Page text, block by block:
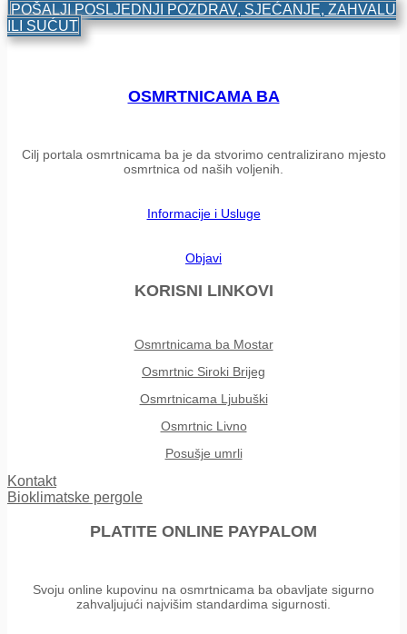
POŠALJI POSLJEDNJI POZDRAV, SJEĆANJE, ZAHVALU
ILI SUĆUT
OSMRTNICAMA BA
Cilj portala osmrtnicama ba je da stvorimo centralizirano mjesto
osmrtnica od naših voljenih.
Informacije i Usluge
Objavi
KORISNI LINKOVI
Osmrtnicama ba Mostar
Osmrtnic Siroki Brijeg
Osmrtnicama Ljubuški
Osmrtnic Livno
Posušje umrli
Kontakt
Bioklimatske pergole
PLATITE ONLINE PAYPALOM
Svoju online kupovinu na osmrtnicama ba obavljate sigurno
zahvaljujući najvišim standardima sigurnosti.